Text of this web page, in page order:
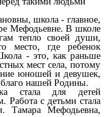
школа - главное,
Мефодьевне. В школе
тепло своей души,
место, где ребенок
- это, как раньше
мест села, потому
юношей и девушек,
благо нашей Родины.
стала для детей
с детьми стала
Тамара Мефодьевна,